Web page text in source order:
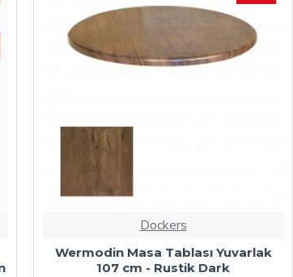
-20 %
Dockers
Werzalit, Allzalit veya Wermodin
Masa Tablası 70X120 - Afyon Mermer